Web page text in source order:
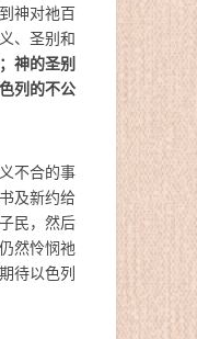
神对祂百
、圣别和
神的圣别
列的不公
不合的事
及新约给
民，然后
然怜悯祂
待以色列